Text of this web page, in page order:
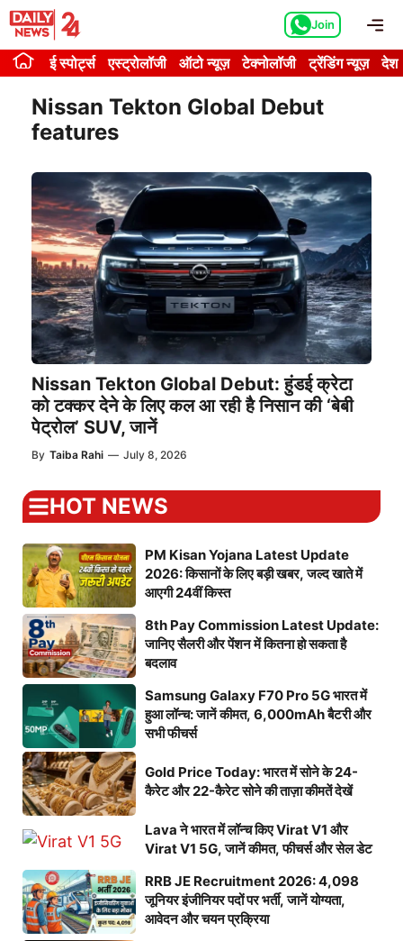
Skip
content
Join
ई स्पोर्ट्स एस्ट्रोलॉजी ऑटो न्यूज़ टेक्नोलॉजी ट्रेंडिंग न्यूज़ देश
Nissan Tekton Global Debut
features
Nissan Tekton Global Debut: हुंडई क्रेटा
को टक्कर देने के लिए कल आ रही है निसान की ‘बेबी
पेट्रोल’ SUV, जानें
By Taiba Rahi — July 8, 2026
HOT NEWS
PM Kisan Yojana Latest Update
2026: किसानों के लिए बड़ी खबर, जल्द खाते में
आएगी 24वीं किस्त
8th Pay Commission Latest Update:
जानिए सैलरी और पेंशन में कितना हो सकता है
बदलाव
Samsung Galaxy F70 Pro 5G भारत में
हुआ लॉन्च: जानें कीमत, 6,000mAh बैटरी और
सभी फीचर्स
Gold Price Today: भारत में सोने के 24-
कैरेट और 22-कैरेट सोने की ताज़ा कीमतें देखें
Lava ने भारत में लॉन्च किए Virat V1 और
Virat V1 5G, जानें कीमत, फीचर्स और सेल डेट
RRB JE Recruitment 2026: 4,098
जूनियर इंजीनियर पदों पर भर्ती, जानें योग्यता,
आवेदन और चयन प्रक्रिया